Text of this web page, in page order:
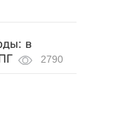
в
2790